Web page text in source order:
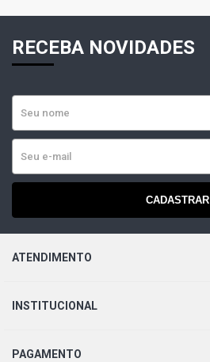
RECEBA NOVIDADES
CADASTRAR
ATENDIMENTO
INSTITUCIONAL
PAGAMENTO